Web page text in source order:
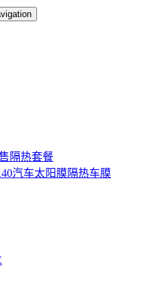
隔热套餐
汽车太阳膜隔热车膜